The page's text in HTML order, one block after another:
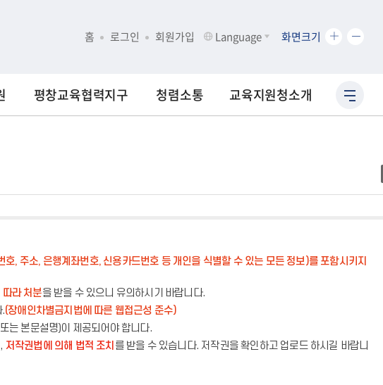
홈 로그인 회원가입 Language 화면크기
화
기
대
화
소
평창교육협력지구 청렴소통 교육지원청소개
사
이
가
, 주소, 은행계좌번호, 신용카드번호 등 개인을 식별할 수 있는 모든 정보)를 포함시키지
라 처분을 받을 수 있으니 유의하시기 바랍니다.
(장애인차별금지법에 따른 웹접근성 준수)
는 본문설명)이 제공되어야 합니다.
저작권법에 의해 법적 조치 를 받을 수 있습니다. 저작권을 확인하고 업로드 하시길 바랍니